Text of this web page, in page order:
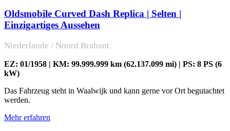
Oldsmobile Curved Dash Replica | Selten |
Einzigartiges Aussehen
Niederlande / Noord Brabant
EZ: 01/1958 | KM: 99.999.999 km (62.137.099 mi) | PS: 8 PS (6
kW)
Das Fahrzeug steht in Waalwijk und kann gerne vor Ort begutachtet
werden.
Mehr erfahren